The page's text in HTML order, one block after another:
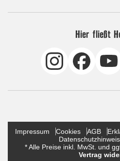
Hier fließt
Impressum Cookies AGB
* Alle Preise inkl. MwSt. und
Vertrag